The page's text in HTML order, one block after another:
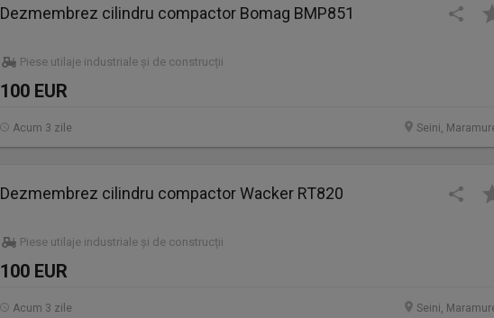
Dezmembrez cilindru compactor Bomag BMP851
Piese utilaje industriale și de construcții
100 EUR
Seini,
Acum 3 zile
Dezmembrez cilindru compactor Wacker RT820
Piese utilaje industriale și de construcții
100 EUR
Seini,
Acum 3 zile